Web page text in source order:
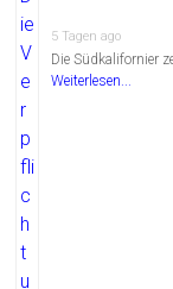
5 Tagen ago
Die Südkalifornier
Weiterlesen...